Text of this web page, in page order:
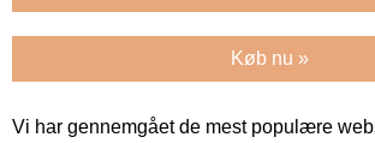
Køb nu »
Vi har gennemgået de mest populære